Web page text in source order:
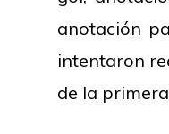
anotación
intentaron
de la